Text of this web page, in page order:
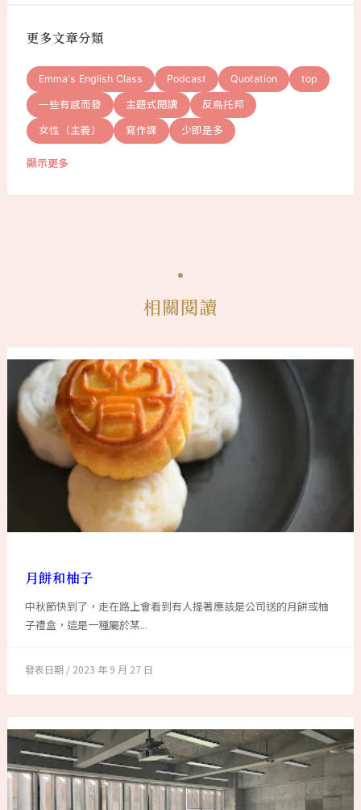
更多文章分類
Emma's English Class Podcast Quotation top
一些有感而發 主題式閱讀 反烏托邦
女性（主義） 寫作課 少即是多
顯示更多
相關閱讀
月餅和柚子
中秋節快到了，走在路上會看到有人提著應該是公司送的月餅或柚
子禮盒，這是一種屬於某...
2023 年 9 月 27 日